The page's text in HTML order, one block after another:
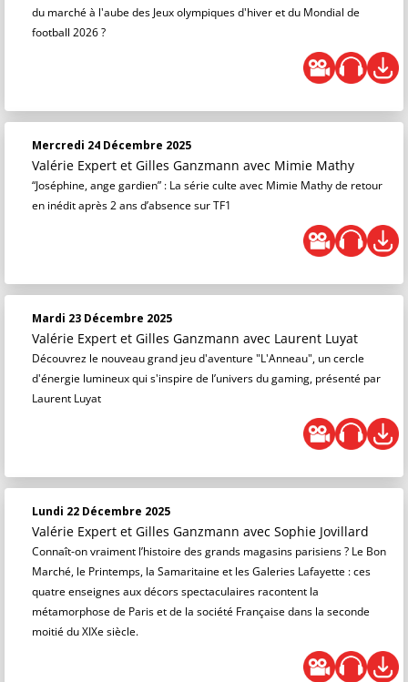
du marché à l'aube des Jeux olympiques d'hiver et du Mondial de
football 2026 ?
Mercredi 24 Décembre 2025
Valérie Expert et Gilles Ganzmann avec Mimie Mathy
“Joséphine, ange gardien” : La série culte avec Mimie Mathy de retour
en inédit après 2 ans d’absence sur TF1
Mardi 23 Décembre 2025
Valérie Expert et Gilles Ganzmann avec Laurent Luyat
Découvrez le nouveau grand jeu d'aventure "L'Anneau", un cercle
d'énergie lumineux qui s'inspire de l’univers du gaming, présenté par
Laurent Luyat
Lundi 22 Décembre 2025
Valérie Expert et Gilles Ganzmann avec Sophie Jovillard
Connaît-on vraiment l’histoire des grands magasins parisiens ? Le Bon
Marché, le Printemps, la Samaritaine et les Galeries Lafayette : ces
quatre enseignes aux décors spectaculaires racontent la
métamorphose de Paris et de la société Française dans la seconde
moitié du XIXe siècle.